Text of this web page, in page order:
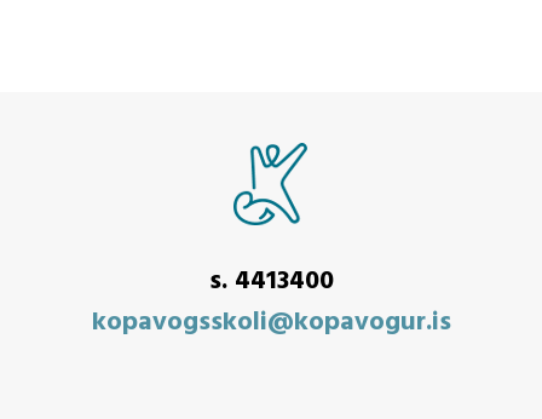
s. 4413400
kopavogsskoli@kopavogur.is